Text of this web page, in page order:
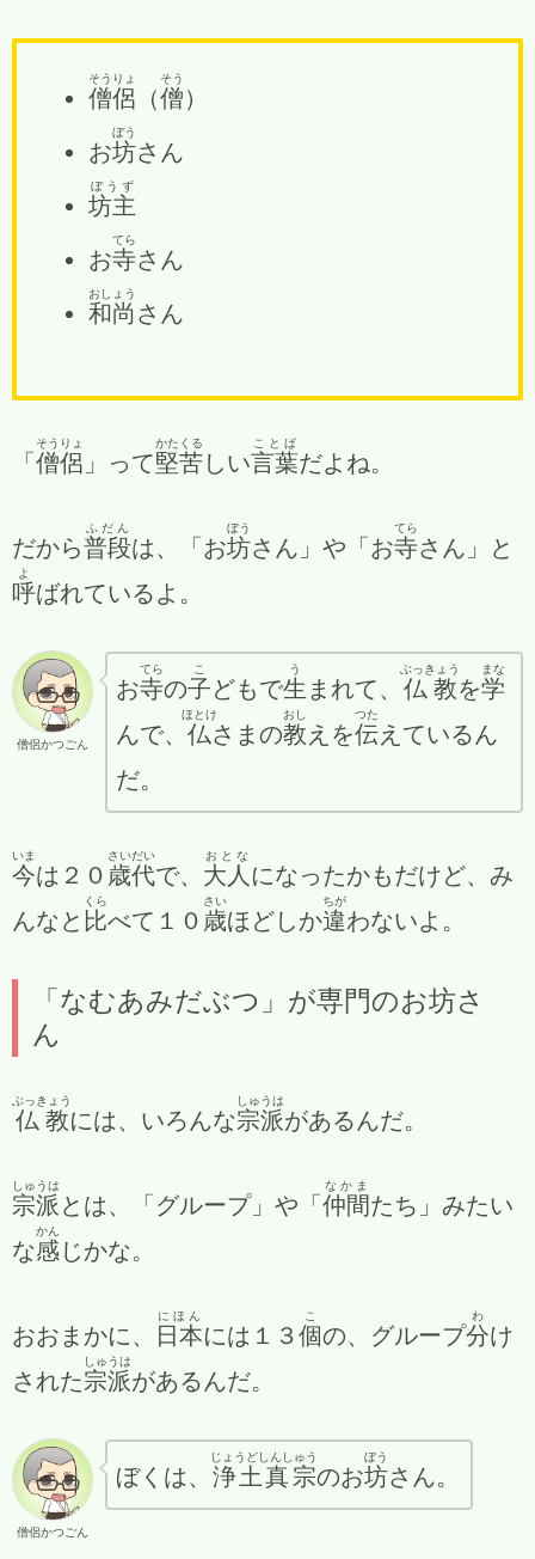
僧侶
そうりょ
（僧
そう
）
お坊
ぼう
さん
坊主
ぼうず
お寺
てら
さん
和尚
おしょう
さん
「 僧侶
そうりょ
」って堅苦
かたくる
しい言葉
ことば
だよね。
だから普段
ふだん
は、「お坊
ぼう
さん」や「お寺
てら
さん」と
呼
よ
ばれているよ。
僧侶かつごん
お寺
てら
の子
こ
どもで生
う
まれて、 仏教
ぶっきょう
を学
まな
んで、仏
ほとけ
さまの教
おし
えを伝
つた
えているん
だ。
今
いま
は２０ 歳
さい
代
だい
で、 大人
おとな
になったかもだけど、み
んなと 比
くら
べて１０ 歳
さい
ほどしか違
ちが
わないよ。
「なむあみだぶつ」が専門のお坊さ
ん
仏教
ぶっきょう
には、いろんな宗派
しゅうは
があるんだ。
宗派
しゅうは
とは、「グループ」や「 仲間
なかま
たち」みたい
な感
かん
じかな。
おおまかに、 日本
にほん
には１３個
こ
の、グループ分
わ
け
された宗派
しゅうは
があるんだ。
僧侶かつごん
ぼくは、 浄土真宗
じょうどしんしゅう
のお坊
ぼう
さん。